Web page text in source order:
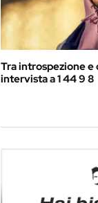
Tra introspezione e
intervista a 1 44 9 8